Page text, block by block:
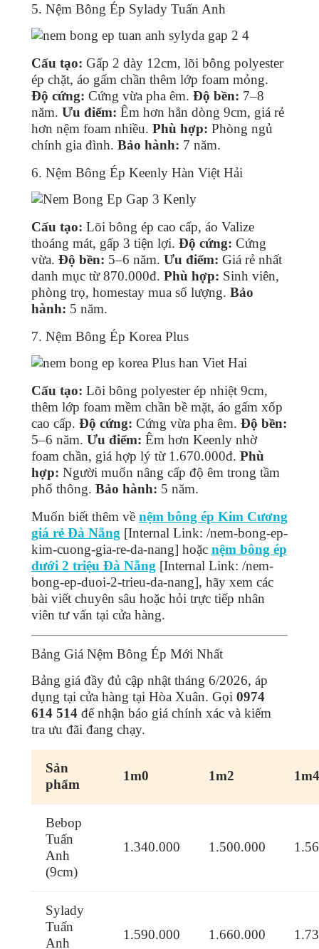
5. Nệm Bông Ép Sylady Tuấn Anh
Cấu tạo: Gấp 2 dày 12cm, lõi bông polyester
ép chặt, áo gấm chần thêm lớp foam mỏng.
Độ cứng: Cứng vừa pha êm. Độ bền: 7–8
năm. Ưu điểm: Êm hơn hẳn dòng 9cm, giá rẻ
hơn nệm foam nhiều. Phù hợp: Phòng ngủ
chính gia đình. Bảo hành: 7 năm.
6. Nệm Bông Ép Keenly Hàn Việt Hải
Cấu tạo: Lõi bông ép cao cấp, áo Valize
thoáng mát, gấp 3 tiện lợi. Độ cứng: Cứng
vừa. Độ bền: 5–6 năm. Ưu điểm: Giá rẻ nhất
danh mục từ 870.000đ. Phù hợp: Sinh viên,
phòng trọ, homestay mua số lượng. Bảo
hành: 5 năm.
7. Nệm Bông Ép Korea Plus
Cấu tạo: Lõi bông polyester ép nhiệt 9cm,
thêm lớp foam mềm chần bề mặt, áo gấm xốp
cao cấp. Độ cứng: Cứng vừa pha êm. Độ bền:
5–6 năm. Ưu điểm: Êm hơn Keenly nhờ
foam chần, giá hợp lý từ 1.670.000đ. Phù
hợp: Người muốn nâng cấp độ êm trong tầm
phổ thông. Bảo hành: 5 năm.
Muốn biết thêm về nệm bông ép Kim Cương
giá rẻ Đà Nẵng [Internal Link: /nem-bong-ep-
kim-cuong-gia-re-da-nang] hoặc nệm bông ép
dưới 2 triệu Đà Nẵng [Internal Link: /nem-
bong-ep-duoi-2-trieu-da-nang], hãy xem các
bài viết chuyên sâu hoặc hỏi trực tiếp nhân
viên tư vấn tại cửa hàng.
Bảng Giá Nệm Bông Ép Mới Nhất
Bảng giá đầy đủ cập nhật tháng 6/2026, áp
dụng tại cửa hàng tại Hòa Xuân. Gọi 0974
614 514để nhận báo giá chính xác và kiểm
tra ưu đãi đang chạy.
Sản
phẩm
1m0 1m2 1m4
Bebop
Tuấn
Anh
(9cm)
1.340.000 1.500.000
Sylady
Tuấn
Anh
1.590.000 1.660.000